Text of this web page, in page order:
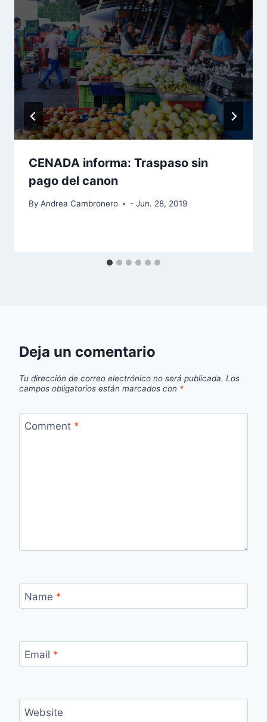
CENADA informa: Traspaso sin
pago del canon
By Andrea Cambronero - Jun. 28, 2019
Deja un comentario
Tu dirección de correo electrónico no será publicada. Los
campos obligatorios están marcados con *
Comment *
Name *
Email *
Website